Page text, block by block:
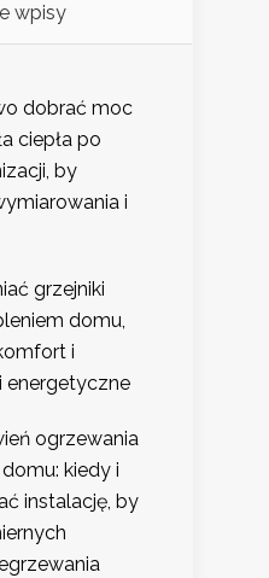
wpisy
dobrać moc
ciepła po
by
i
grzejniki
domu,
i
energetyczne
ogrzewania
kiedy i
instalację, by